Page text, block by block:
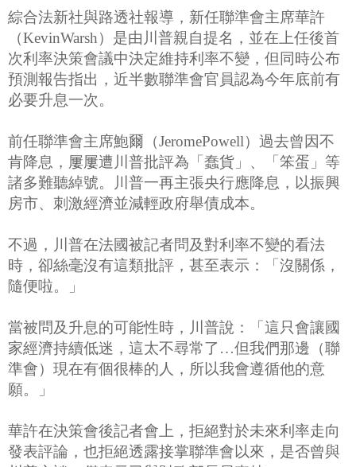
綜合法新社與路透社報導，新任聯準會主席華許
（KevinWarsh）是由川普親自提名，並在上任後首
次利率決策會議中決定維持利率不變，但同時公布
預測報告指出，近半數聯準會官員認為今年底前有
必要升息一次。
前任聯準會主席鮑爾（JeromePowell）過去曾因不
肯降息，屢屢遭川普批評為「蠢貨」、「笨蛋」等
諸多難聽綽號。川普一再主張央行應降息，以振興
房市、刺激經濟並減輕政府舉債成本。
不過，川普在法國被記者問及對利率不變的看法
時，卻絲毫沒有這類批評，甚至表示：「沒關係，
隨便啦。」
當被問及升息的可能性時，川普說：「這只會讓國
家經濟持續低迷，這太不尋常了…但我們那邊（聯
準會）現在有個很棒的人，所以我會遵循他的意
願。」
華許在決策會後記者會上，拒絕對於未來利率走向
發表評論，也拒絕透露接掌聯準會以來，是否曾與